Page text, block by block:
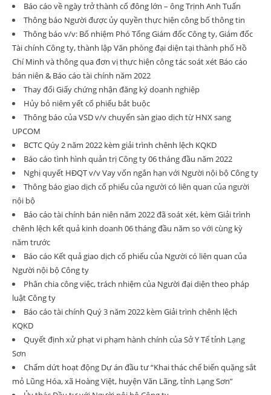
Báo cáo về ngày trở thành cổ đông lớn – ông Trịnh Anh Tuấn
Thông báo Người được ủy quyền thực hiện công bố thông tin
Thông báo v/v: Bổ nhiệm Phó Tổng Giám đốc Công ty, Giám đốc
Tài chính Công ty, thành lập Văn phòng đại diện tại thành phố Hồ
Chí Minh và thông qua đơn vị thực hiện công tác soát xét Báo cáo
bán niên & Báo cáo tài chính năm 2022
Thay đổi Giấy chứng nhận đăng ký doanh nghiệp
Hủy bỏ niêm yết cổ phiếu bắt buộc
Thông báo của VSD v/v chuyển sàn giao dịch từ HNX sang
UPCOM
BCTC Qúy 2 năm 2022 kèm giải trình chênh lệch KQKD
Báo cáo tình hình quản trị Công ty 06 tháng đầu năm 2022
Nghị quyết HĐQT v/v Vay vốn ngắn hạn với Người nội bộ Công ty
Thông báo giao dịch cổ phiếu của người có liên quan của người
nội bộ
Báo cáo tài chính bán niên năm 2022 đã soát xét, kèm Giải trình
chênh lệch kết quả kinh doanh 06 tháng đầu năm so với cùng kỳ
năm trước
Báo cáo Kết quả giao dịch cổ phiếu của Người có liên quan của
Người nội bộ Công ty
Phân chia công việc, trách nhiệm của Người đại diện theo pháp
luật Công ty
Báo cáo tài chính Quý 3 năm 2022 kèm Giải trình chênh lệch
KQKD
Quyết định xử phạt vi phạm hành chính của Sở Y Tế tỉnh Lạng
Sơn
Chấm dứt hoạt động Dự án đầu tư “Khai thác chế biến quặng sắt
mỏ Lũng Hóa, xã Hoàng Việt, huyện Văn Lãng, tỉnh Lạng Sơn”